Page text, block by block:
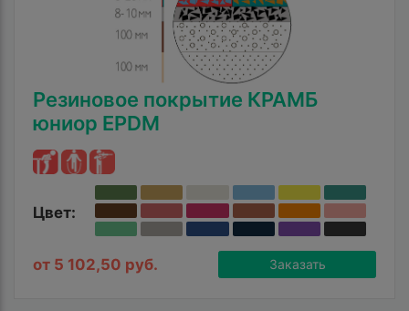
Резиновое покрытие КРАМБ
юниор EPDM
Цвет:
от 5 102,50 руб. Заказать